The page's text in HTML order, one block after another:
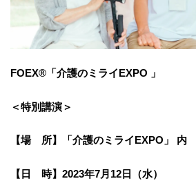
FOEX®「介護のミライEXPO 」
＜特別講演＞
【場 所】「介護のミライEXPO」 内
【日 時】2023年7月12日（水）